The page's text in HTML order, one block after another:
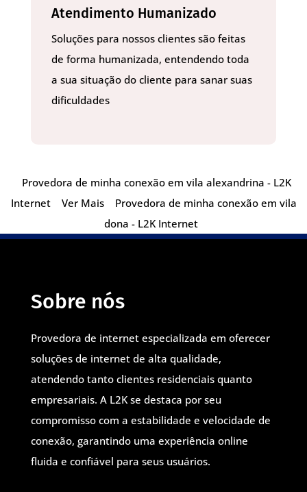
Atendimento Humanizado
Soluções para nossos clientes são feitas
de forma humanizada, entendendo toda
a sua situação do cliente para sanar suas
dificuldades
Provedora de minha conexão em vila alexandrina - L2K
Internet
Ver Mais
Provedora de minha conexão em vila
dona - L2K Internet
Sobre nós
Provedora de internet especializada em oferecer
soluções de internet de alta qualidade,
atendendo tanto clientes residenciais quanto
empresariais. A L2K se destaca por seu
compromisso com a estabilidade e velocidade de
conexão, garantindo uma experiência online
fluida e confiável para seus usuários.